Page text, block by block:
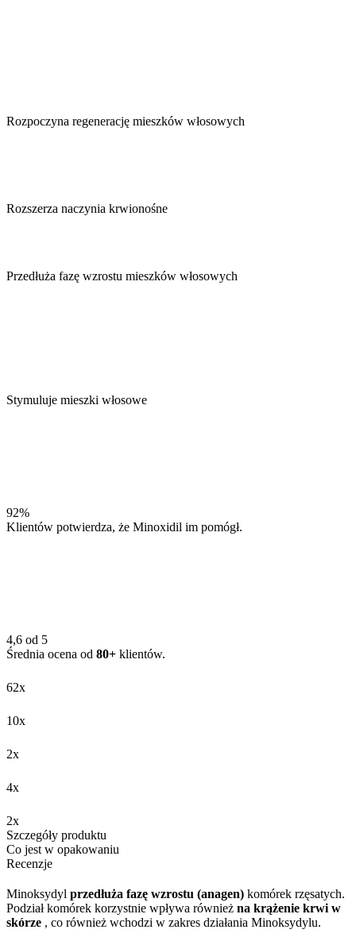
Rozpoczyna regenerację mieszków włosowych
Rozszerza naczynia krwionośne
Przedłuża fazę wzrostu mieszków włosowych
Stymuluje mieszki włosowe
92%
Klientów potwierdza, że Minoxidil im pomógł.
4,6 od 5
Średnia ocena od 80+ klientów.
62x
10x
2x
4x
2x
Szczegóły produktu
Co jest w opakowaniu
Recenzje
Minoksydyl przedłuża fazę wzrostu (anagen) komórek rzęsatych.
Podział komórek korzystnie wpływa również na krążenie krwi w
skórze , co również wchodzi w zakres działania Minoksydylu.